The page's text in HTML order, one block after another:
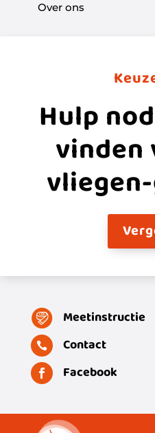
Over ons
Hulp
vinden
Meetinstructie
 Contact
 Facebook